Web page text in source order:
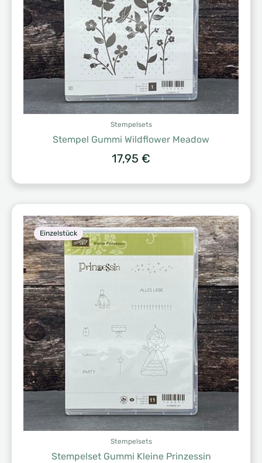
Stempelsets
Stempel Gummi Wildflower Meadow
17,95 €
Einzelstück
Stempelsets
Stempelset Gummi Kleine Prinzessin